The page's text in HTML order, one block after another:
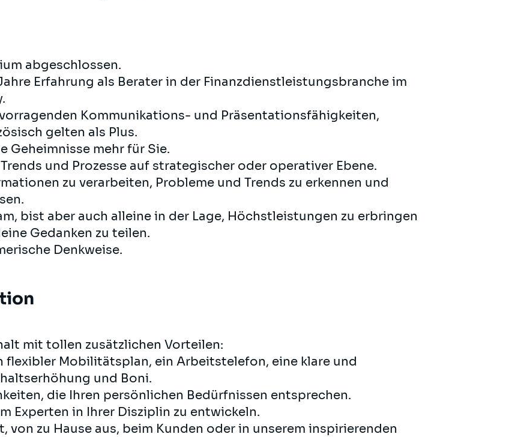
abgeschlossen.
Erfahrung als Berater in der Finanzdienstleistungsbranche im
Kommunikations- und Präsentationsfähigkeiten,
gelten als Plus.
Geheimnisse mehr für Sie.
und Prozesse auf strategischer oder operativer Ebene.
zu verarbeiten, Probleme und Trends zu erkennen und
bist aber auch alleine in der Lage, Höchstleistungen zu erbringen
Gedanken zu teilen.
Denkweise.
mit tollen zusätzlichen Vorteilen:
flexibler Mobilitätsplan, ein Arbeitstelefon, eine klare und
und Boni.
die Ihren persönlichen Bedürfnissen entsprechen.
Experten in Ihrer Disziplin zu entwickeln.
von zu Hause aus, beim Kunden oder in unserem inspirierenden